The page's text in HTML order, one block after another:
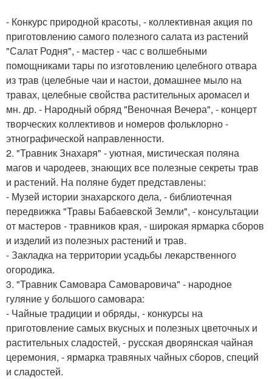
- Конкурс природной красоты, - коллективная акция по
приготовлению самого полезного салата из растений
"Салат Родня", - мастер - час с волшебными
помощниками тары по изготовлению целебного отвара
из трав (целебные чаи и настои, домашнее мыло на
травах, целебные свойства растительных аромасел и
мн. др. - Народный обряд "Веночная Вечера", - концерт
творческих коллективов и номеров фольклорно -
этнографической направленности.
2. "Травник Знахаря" - уютная, мистическая поляна
магов и чародеев, знающих все полезные секреты трав
и растений. На поляне будет представлены:
- Музей истории знахарского дела, - библиотечная
передвижка "Травы Бабаевской Земли", - консультации
от мастеров - травников края, - широкая ярмарка сборов
и изделий из полезных растений и трав.
- Закладка на территории усадьбы лекарственного
огородика.
3. "Травник Самовара Самоваровича" - народное
гуляние у большого самовара:
- Чайные традиции и обряды, - конкурсы на
приготовление самых вкусных и полезных цветочных и
растительных сладостей, - русская дворянская чайная
церемония, - ярмарка травяных чайных сборов, специй
и сладостей.